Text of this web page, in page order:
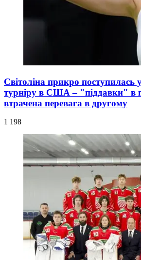
Світоліна прикро поступилась
турніру в США – "піддавки" в
втрачена перевага в другому
1 198